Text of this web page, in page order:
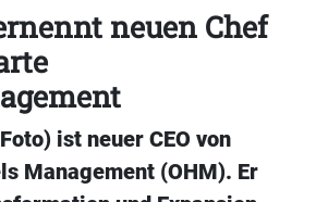
neuen Chef
ist neuer CEO von
Management (OHM). Er